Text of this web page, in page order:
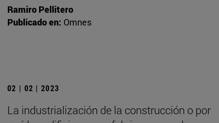
Ramiro Pellitero
Publicado en: Omnes
02 | 02 | 2023
La industrialización de la construcción o por